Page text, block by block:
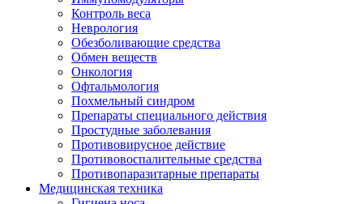
Контроль веса
Неврология
Обезболивающие средства
Обмен веществ
Онкология
Офтальмология
Похмельный синдром
Препараты специального действия
Простудные заболевания
Противовирусное действие
Противовоспалительные средства
Противопаразитарные препараты
Медицинская техника